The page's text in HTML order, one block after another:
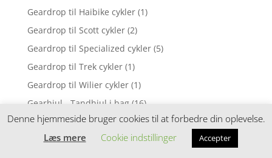
Geardrop til Haibike cykler (1)
Geardrop til Scott cykler (2)
Geardrop til Specialized cykler (5)
Geardrop til Trek cykler (1)
Geardrop til Wilier cykler (1)
Gearhjul - Tandhjul i bag (16)
Gearkabler (37)
Gearkabler & gearwire (46)
Denne hjemmeside bruger cookies til at forbedre din oplevelse.
Læs mere
Cookie indstillinger Accepter